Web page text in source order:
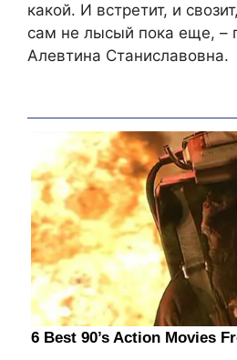
какой. И встретит, и
сам не лысый пока еще, –
Алевтина Станиславовна.